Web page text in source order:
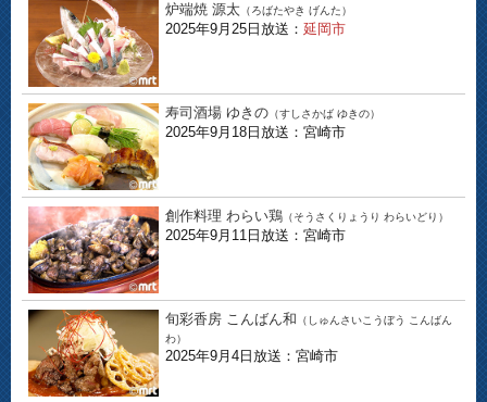
炉端焼 源太 （ろばたやき げんた）
2025年9月25日放送： 延岡市
寿司酒場 ゆきの （すしさかば ゆきの）
2025年9月18日放送：宮崎市
創作料理 わらい鶏 （そうさくりょうり わらいどり）
2025年9月11日放送：宮崎市
旬彩香房 こんばん和 （しゅんさいこうぼう こんばん
わ）
2025年9月4日放送：宮崎市